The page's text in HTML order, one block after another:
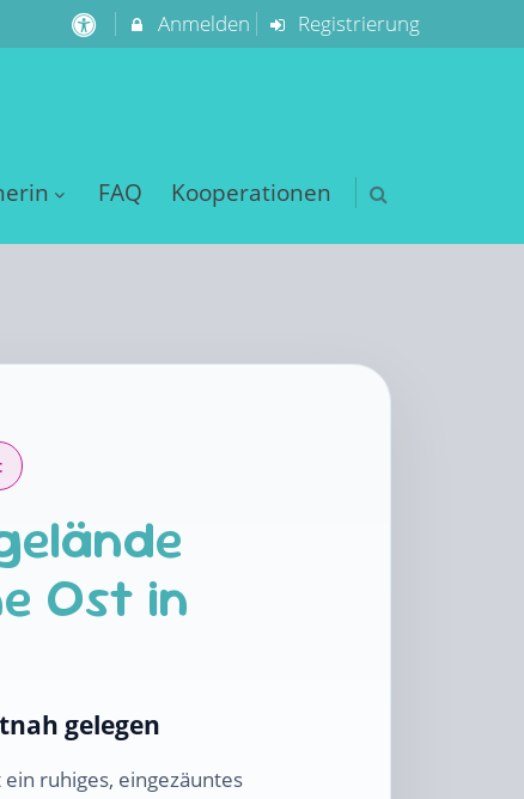
Anmelden Registrierung
FAQ Kooperationen
Ost in
gelegen
ruhiges, eingezäuntes